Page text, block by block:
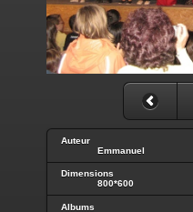
Auteur
Emmanuel
Dimensions
800*600
Albums